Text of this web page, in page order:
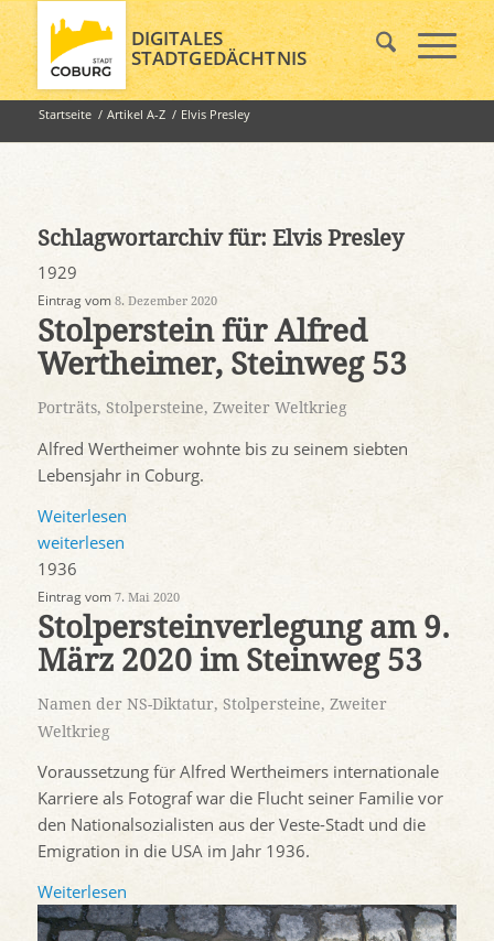
DIGITALES
STADTGEDÄCHTNIS
Startseite / Artikel A-Z / Elvis Presley
Schlagwortarchiv für: Elvis Presley
1929
Eintrag vom 8. Dezember 2020
Stolperstein für Alfred
Wertheimer, Steinweg 53
Porträts, Stolpersteine, Zweiter Weltkrieg
Alfred Wertheimer wohnte bis zu seinem siebten
Lebensjahr in Coburg.
Weiterlesen
weiterlesen
1936
Eintrag vom 7. Mai 2020
Stolpersteinverlegung am 9.
März 2020 im Steinweg 53
Namen der NS-Diktatur, Stolpersteine, Zweiter
Weltkrieg
Voraussetzung für Alfred Wertheimers internationale
Karriere als Fotograf war die Flucht seiner Familie vor
den Nationalsozialisten aus der Veste-Stadt und die
Emigration in die USA im Jahr 1936.
Weiterlesen